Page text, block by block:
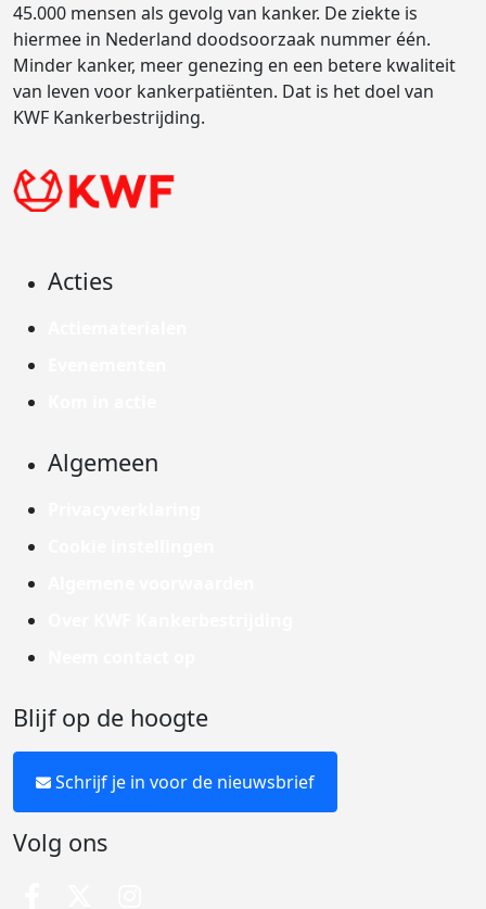
45.000 mensen als gevolg van kanker. De ziekte is
hiermee in Nederland doodsoorzaak nummer één.
Minder kanker, meer genezing en een betere kwaliteit
van leven voor kankerpatiënten. Dat is het doel van
KWF Kankerbestrijding.
Acties
Algemeen
Blijf op de hoogte
Schrijf je in voor de nieuwsbrief
Volg ons